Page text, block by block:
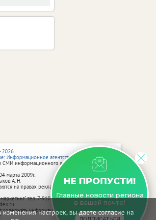
настроек, вы даете согласие на
НЕ ПРОПУСТИ!
Главные новости региона
в вашей почте!
2026
Информационное агентство vRossii.ru
СМИ информационного агентства vRossii.ru
марта 2009г.
А. Н.
на правах рекламы.
тел. 7-910-267-70-40,
содержать информацию, не предназначенную